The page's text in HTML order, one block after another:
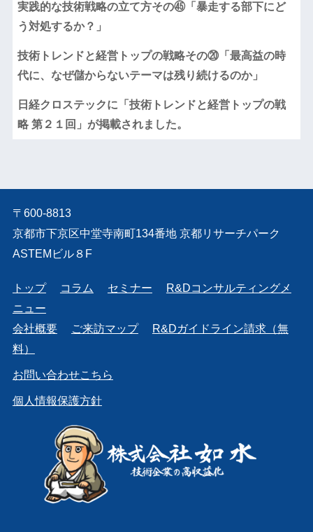
実践的な技術戦略の立て方その㊺「暴走する部下にど
う対処するか？」
技術トレンドと経営トップの戦略その⑳「最高益の時
代に、なぜ儲からないテーマは残り続けるのか」
日経クロステックに「技術トレンドと経営トップの戦
略 第２１回」が掲載されました。
〒600-8813
京都市下京区中堂寺南町134番地 京都リサーチパーク
ASTEMビル８F
トップ コラム セミナー
R&Dコンサルティングメ
ニュー
会社概要
ご来訪マップ
R&Dガイドライン請求（無
料）
お問い合わせこちら
個人情報保護方針